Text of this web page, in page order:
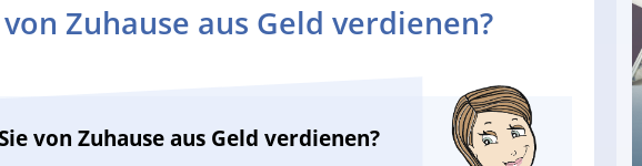
Zuhause aus Geld verdienen?
von Zuhause aus Geld verdienen?